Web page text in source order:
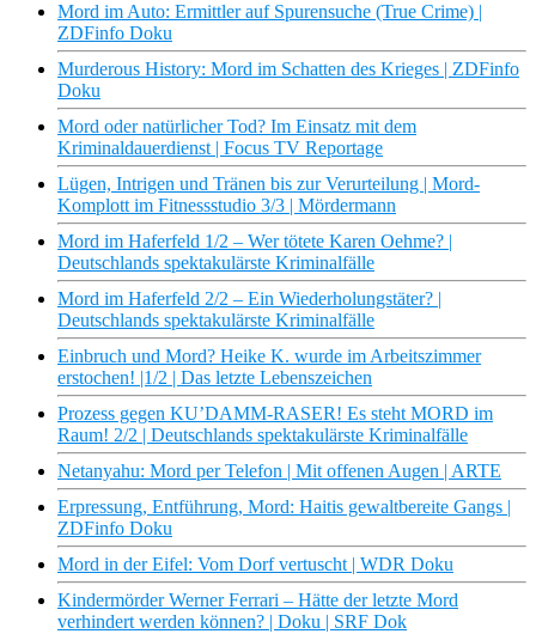
Mord im Auto: Ermittler auf Spurensuche (True Crime) |
ZDFinfo Doku
Murderous History: Mord im Schatten des Krieges | ZDFinfo
Doku
Mord oder natürlicher Tod? Im Einsatz mit dem
Kriminaldauerdienst | Focus TV Reportage
Lügen, Intrigen und Tränen bis zur Verurteilung | Mord-
Komplott im Fitnessstudio 3/3 | Mördermann
Mord im Haferfeld 1/2 – Wer tötete Karen Oehme? |
Deutschlands spektakulärste Kriminalfälle
Mord im Haferfeld 2/2 – Ein Wiederholungstäter? |
Deutschlands spektakulärste Kriminalfälle
Einbruch und Mord? Heike K. wurde im Arbeitszimmer
erstochen! |1/2 | Das letzte Lebenszeichen
Prozess gegen KU’DAMM-RASER! Es steht MORD im
Raum! 2/2 | Deutschlands spektakulärste Kriminalfälle
Netanyahu: Mord per Telefon | Mit offenen Augen | ARTE
Erpressung, Entführung, Mord: Haitis gewaltbereite Gangs |
ZDFinfo Doku
Mord in der Eifel: Vom Dorf vertuscht | WDR Doku
Kindermörder Werner Ferrari – Hätte der letzte Mord
verhindert werden können? | Doku | SRF Dok